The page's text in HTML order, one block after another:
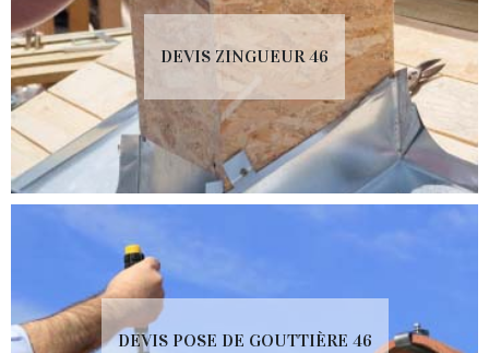
DEVIS ZINGUEUR 46
DEVIS POSE DE GOUTTIÈRE 46